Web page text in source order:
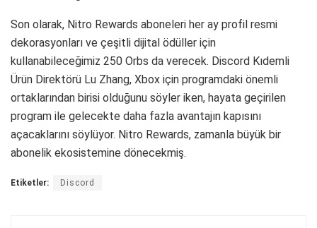
Son olarak, Nitro Rewards aboneleri her ay profil resmi
dekorasyonları ve çeşitli dijital ödüller için
kullanabileceğimiz 250 Orbs da verecek. Discord Kıdemli
Ürün Direktörü Lu Zhang, Xbox için programdaki önemli
ortaklarından birisi olduğunu söyler iken, hayata geçirilen
program ile gelecekte daha fazla avantajın kapısını
açacaklarını söylüyor. Nitro Rewards, zamanla büyük bir
abonelik ekosistemine dönecekmiş.
Etiketler: Discord